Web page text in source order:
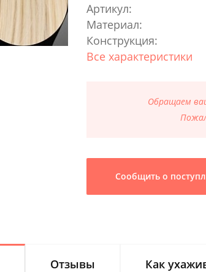
Артикул:
Материал:
Конструкция:
Все характеристики
Обращаем
Сообщить о
Отзывы Как